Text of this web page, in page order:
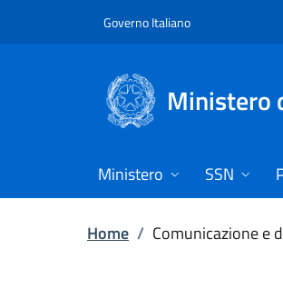
Governo Italiano
Ministero
Ministero SSN
Home / Comunicazione e